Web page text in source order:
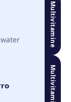
Multivitamine
Multivitamine